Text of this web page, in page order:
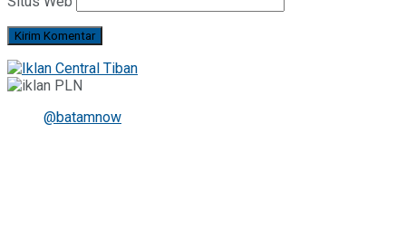
@batamnow